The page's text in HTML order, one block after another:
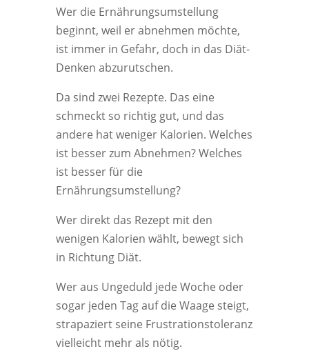
Wer die Ernährungsumstellung
beginnt, weil er abnehmen möchte,
ist immer in Gefahr, doch in das Diät-
Denken abzurutschen.
Da sind zwei Rezepte. Das eine
schmeckt so richtig gut, und das
andere hat weniger Kalorien. Welches
ist besser zum Abnehmen? Welches
ist besser für die
Ernährungsumstellung?
Wer direkt das Rezept mit den
wenigen Kalorien wählt, bewegt sich
in Richtung Diät.
Wer aus Ungeduld jede Woche oder
sogar jeden Tag auf die Waage steigt,
strapaziert seine Frustrationstoleranz
vielleicht mehr als nötig.